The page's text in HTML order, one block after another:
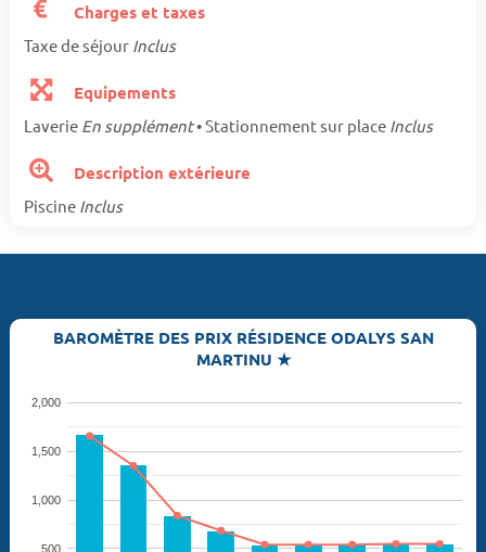
Charges et taxes
Taxe de séjour Inclus
Equipements
Laverie En supplément• Stationnement sur place Inclus
Description extérieure
Piscine Inclus
BAROMÈTRE DES PRIX RÉSIDENCE ODALYS SAN
MARTINU ★
500
1,000
1,500
2,000